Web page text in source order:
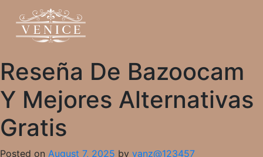
Reseña De Bazoocam
Y Mejores Alternativas
Gratis
Posted on August 7, 2025 by yanz@123457